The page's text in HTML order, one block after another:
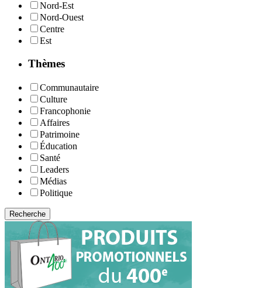
Nord-Est
Nord-Ouest
Centre
Est
Thèmes
Communautaire
Culture
Francophonie
Affaires
Patrimoine
Éducation
Santé
Leaders
Médias
Politique